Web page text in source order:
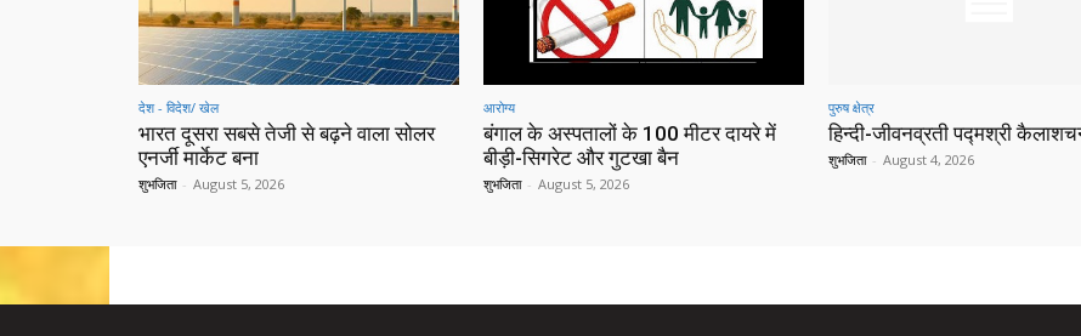
देश - विदेश/ खेल
भारत दूसरा सबसे तेजी से बढ़ने वाला सोलर
एनर्जी मार्केट बना
शुभजिता - August 5, 2026
आरोग्य
बंगाल के अस्पतालों के 100 मीटर दायरे में
बीड़ी-सिगरेट और गुटखा बैन
शुभजिता - August 5, 2026
पुरुष क्षेत्र
हिन्‍दी-जीवनव्रती पद्मश्री
शुभजिता - August 4, 2026